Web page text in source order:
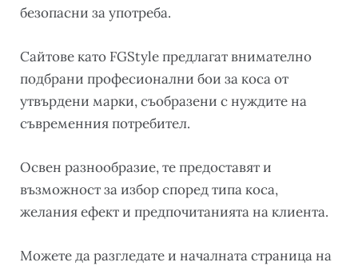
безопасни за употреба.
Сайтове като FGStyle предлагат внимателно
подбрани професионални бои за коса от
утвърдени марки, съобразени с нуждите на
съвременния потребител.
Освен разнообразие, те предоставят и
възможност за избор според типа коса,
желания ефект и предпочитанията на клиента.
Можете да разгледате и началната страница на